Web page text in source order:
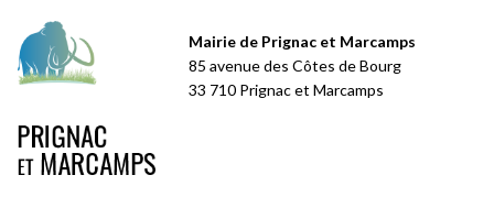
Mairie de Prignac et Marcamps
85 avenue des Côtes de Bourg
33 710 Prignac et Marcamps